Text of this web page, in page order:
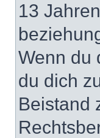
13
Wenn du
du dich
Beistand